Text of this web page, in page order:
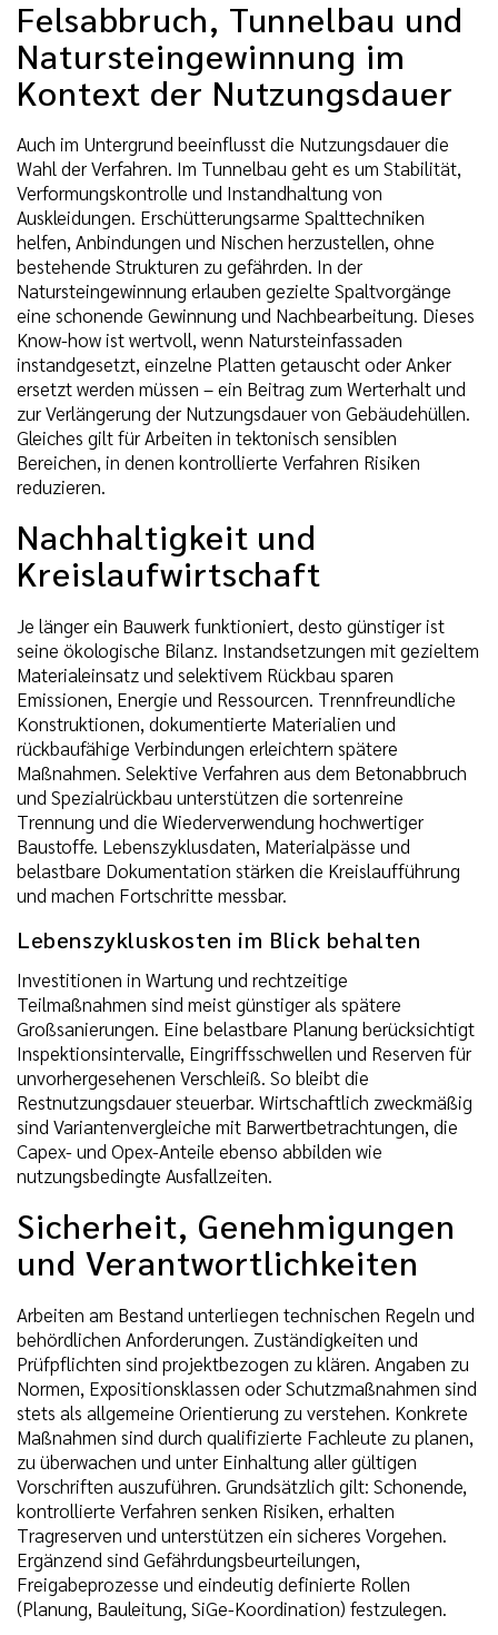
Felsabbruch, Tunnelbau und
Natursteingewinnung im
Kontext der Nutzungsdauer
Auch im Untergrund beeinflusst die Nutzungsdauer die
Wahl der Verfahren. Im Tunnelbau geht es um Stabilität,
Verformungskontrolle und Instandhaltung von
Auskleidungen. Erschütterungsarme Spalttechniken
helfen, Anbindungen und Nischen herzustellen, ohne
bestehende Strukturen zu gefährden. In der
Natursteingewinnung erlauben gezielte Spaltvorgänge
eine schonende Gewinnung und Nachbearbeitung. Dieses
Know-how ist wertvoll, wenn Natursteinfassaden
instandgesetzt, einzelne Platten getauscht oder Anker
ersetzt werden müssen – ein Beitrag zum Werterhalt und
zur Verlängerung der Nutzungsdauer von Gebäudehüllen.
Gleiches gilt für Arbeiten in tektonisch sensiblen
Bereichen, in denen kontrollierte Verfahren Risiken
reduzieren.
Nachhaltigkeit und
Kreislaufwirtschaft
Je länger ein Bauwerk funktioniert, desto günstiger ist
seine ökologische Bilanz. Instandsetzungen mit gezieltem
Materialeinsatz und selektivem Rückbau sparen
Emissionen, Energie und Ressourcen. Trennfreundliche
Konstruktionen, dokumentierte Materialien und
rückbaufähige Verbindungen erleichtern spätere
Maßnahmen. Selektive Verfahren aus dem Betonabbruch
und Spezialrückbau unterstützen die sortenreine
Trennung und die Wiederverwendung hochwertiger
Baustoffe. Lebenszyklusdaten, Materialpässe und
belastbare Dokumentation stärken die Kreislaufführung
und machen Fortschritte messbar.
Lebenszykluskosten im Blick behalten
Investitionen in Wartung und rechtzeitige
Teilmaßnahmen sind meist günstiger als spätere
Großsanierungen. Eine belastbare Planung berücksichtigt
Inspektionsintervalle, Eingriffsschwellen und Reserven für
unvorhergesehenen Verschleiß. So bleibt die
Restnutzungsdauer steuerbar. Wirtschaftlich zweckmäßig
sind Variantenvergleiche mit Barwertbetrachtungen, die
Capex- und Opex-Anteile ebenso abbilden wie
nutzungsbedingte Ausfallzeiten.
Sicherheit, Genehmigungen
und Verantwortlichkeiten
Arbeiten am Bestand unterliegen technischen Regeln und
behördlichen Anforderungen. Zuständigkeiten und
Prüfpflichten sind projektbezogen zu klären. Angaben zu
Normen, Expositionsklassen oder Schutzmaßnahmen sind
stets als allgemeine Orientierung zu verstehen. Konkrete
Maßnahmen sind durch qualifizierte Fachleute zu planen,
zu überwachen und unter Einhaltung aller gültigen
Vorschriften auszuführen. Grundsätzlich gilt: Schonende,
kontrollierte Verfahren senken Risiken, erhalten
Tragreserven und unterstützen ein sicheres Vorgehen.
Ergänzend sind Gefährdungsbeurteilungen,
Freigabeprozesse und eindeutig definierte Rollen
(Planung, Bauleitung, SiGe-Koordination) festzulegen.